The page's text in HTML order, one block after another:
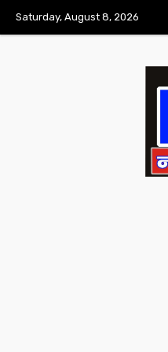
Saturday, August 8, 2026